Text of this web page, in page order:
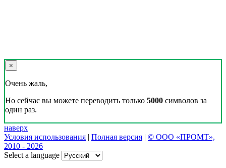
×
Очень жаль,
Но сейчас вы можете переводить только 5000 символов за
один раз.
наверх
Условия использования | Полная версия | © ООО «ПРОМТ»,
2010 - 2026
Select a language